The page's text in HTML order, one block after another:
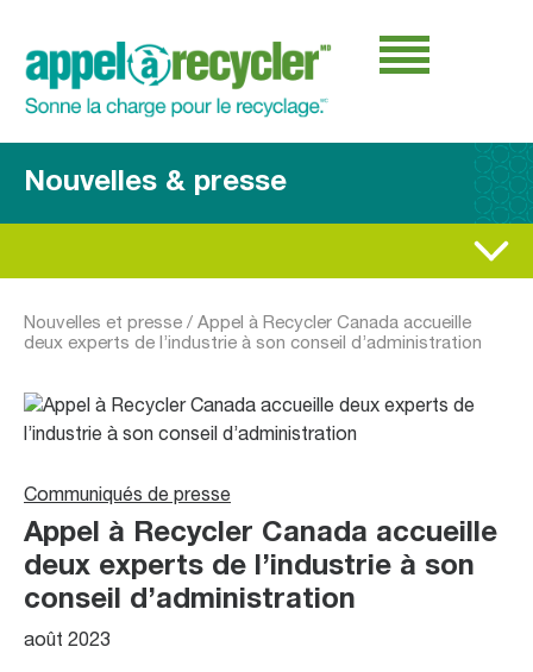
Nouvelles & presse
Nouvelles et presse / Appel à Recycler Canada accueille
deux experts de l’industrie à son conseil d’administration
Communiqués de presse
Appel à Recycler Canada accueille
deux experts de l’industrie à son
conseil d’administration
août 2023